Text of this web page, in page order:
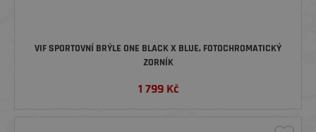
VIF SPORTOVNÍ BRÝLE ONE BLACK X BLUE, FOTOCHROMATICKÝ
ZORNÍK
1 799Kč